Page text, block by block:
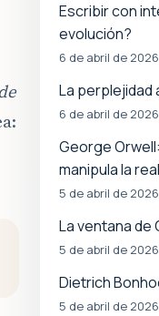
Escribir con
evolución?
6 de abril de 2026
La perplejidad
6 de abril de 2026
George
manipula la
5 de abril de 2026
La ventana de
5 de abril de 2026
Dietrich
5 de abril de 2026